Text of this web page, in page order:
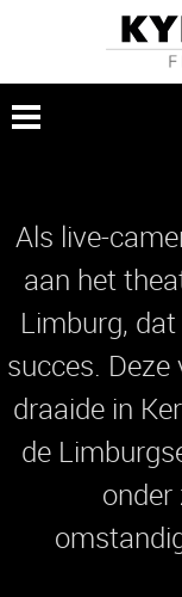
Als live-
aan het
Limburg,
succes.
draaide in
de
onder